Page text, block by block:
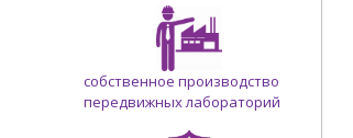
собственное производство
передвижных лабораторий